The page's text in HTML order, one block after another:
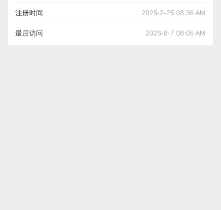
注册时间 2025-2-25 08:36 AM
最后访问 2026-8-7 08:05 AM